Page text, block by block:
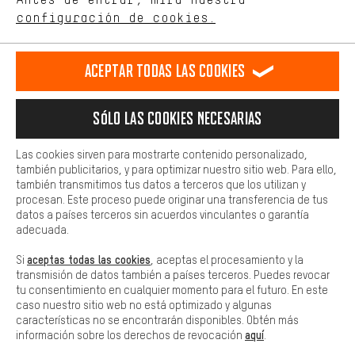
español
ES english Deutsch
RESCINDIR EL CONTRATO Comunidad de Aquisgrán
Aviso Legal Protección de datos Condiciones Generales
Plataforma de reportes Reciclaje de baterias
Configuración de las cookies Ajusta el contraste
Todos los precios indicados son en euros e sin MwSt, más
gastos de envío aEstados Unidos.
configuración de cookies.
comportamiento de compra.
Más confort
cookies de comodidad, creamos enlaces a plataformas de redes
sociales. Esto nos permite proporcionarle más contenido e
adicionales que le ayudarán a encontrar los productos adecuados.
preguntas de forma rápida y sencilla.
Básica
Las cookies básicas aseguran que puedas usar nuestro sitio web.
Aceptar todas las cookies
Sólo las cookies necesarias
Las cookies sirven para mostrarte contenido personalizado,
también publicitarios, y para optimizar nuestro sitio web. Para ello,
también transmitimos tus datos a terceros que los utilizan y
procesan. Este proceso puede originar una transferencia de tus
datos a países terceros sin acuerdos vinculantes o garantía
adecuada.
Si aceptas todas las cookies , aceptas el procesamiento y la
transmisión de datos también a países terceros. Puedes revocar
tu consentimiento en cualquier momento para el futuro. En este
caso nuestro sitio web no está optimizado y algunas
características no se encontrarán disponibles. Obtén más
información sobre los derechos de revocación aquí.